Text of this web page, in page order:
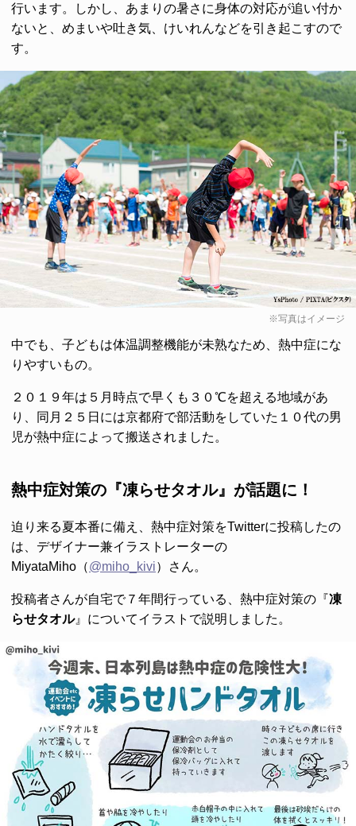
行います。しかし、あまりの暑さに身体の対応が追い付か
ないと、めまいや吐き気、けいれんなどを引き起こすので
す。
※写真はイメージ
中でも、子どもは体温調整機能が未熟なため、熱中症にな
りやすいもの。
２０１９年は５月時点で早くも３０℃を超える地域があ
り、同月２５日には京都府で部活動をしていた１０代の男
児が熱中症によって搬送されました。
熱中症対策の『凍らせタオル』が話題に！
迫り来る夏本番に備え、熱中症対策をTwitterに投稿したの
は、デザイナー兼イラストレーターの
MiyataMiho（@miho_kivi）さん。
投稿者さんが自宅で７年間行っている、熱中症対策の『凍
らせタオル』についてイラストで説明しました。